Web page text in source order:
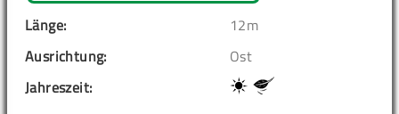
Länge:
12m
Ausrichtung:
Ost
Jahreszeit: